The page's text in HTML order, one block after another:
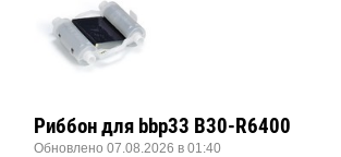
Риббон для bbp33 B30-R6400
Обновлено 07.08.2026 в 01:40